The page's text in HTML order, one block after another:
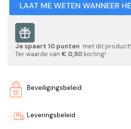
LAAT ME WETEN WANNEER
Je spaart 10 punten met dit product!
Ter waarde van € 0,50 korting!
Beveiligingsbeleid
Leveringsbeleid